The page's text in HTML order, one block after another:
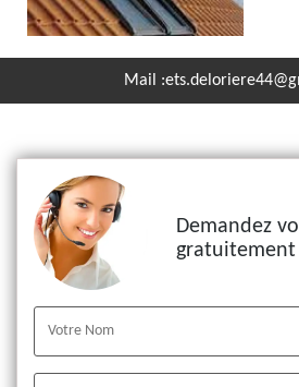
Mail :
Demandez
gratuitement